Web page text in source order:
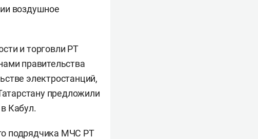
воздушное
и торговли РТ
правительства
электростанций,
предложили
Кабул.
подрядчика МЧС РТ